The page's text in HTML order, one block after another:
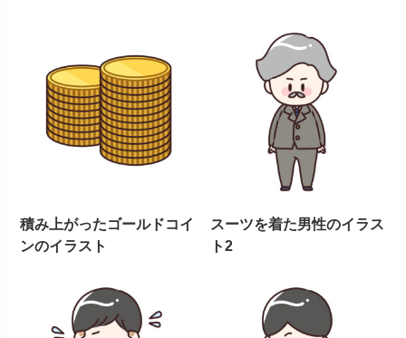
積み上がったゴールドコイ
ンのイラスト
スーツを着た男性のイラス
ト2